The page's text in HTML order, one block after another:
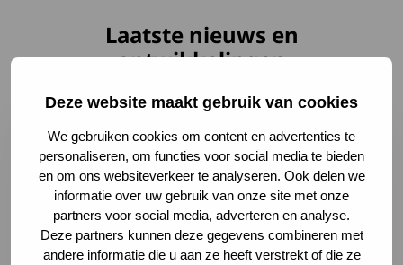
Deze website maakt gebruik van cookies
We gebruiken cookies om content en advertenties te
personaliseren, om functies voor social media te bieden
en om ons websiteverkeer te analyseren. Ook delen we
informatie over uw gebruik van onze site met onze
partners voor social media, adverteren en analyse.
Deze partners kunnen deze gegevens combineren met
andere informatie die u aan ze heeft verstrekt of die ze
Laatste nieuws en
ontwikkelingen
Lees meer over Samen maken we het verschil: deel je